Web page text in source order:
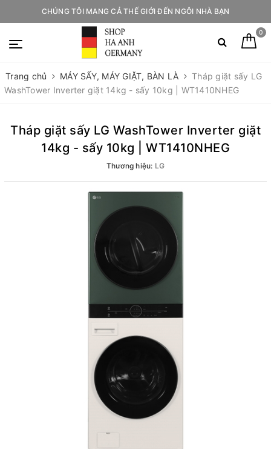
CHÚNG TÔI MANG CẢ THẾ GIỚI ĐẾN NGÔI NHÀ BẠN
0
Trang chủ MÁY SẤY, MÁY GIẶT, BÀN LÀ
Tháp giặt sấy LG
WashTower Inverter giặt 14kg - sấy 10kg | WT1410NHEG
Tháp giặt sấy LG WashTower Inverter giặt
14kg - sấy 10kg | WT1410NHEG
Thương hiệu: LG